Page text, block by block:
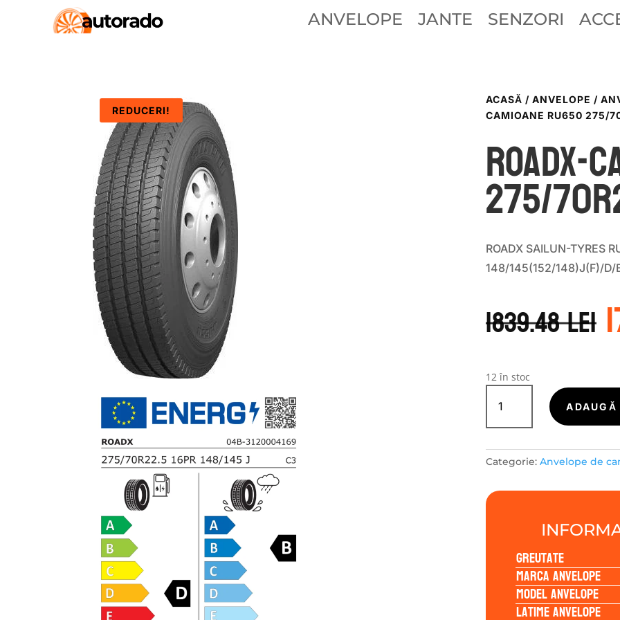
ANVELOPE JANTE SENZORI
REDUCERI!
ACASĂ / ANVELOPE /
CAMIOANE RU650 275/
ROADX-
275/
ROADX SAILUN-TYRES
148/145(152/148)J(F)/
1839.48lei a
12 în stoc
Cantitate
ROADX-
CAMIOANE
275/70R22.5
148/145J
ADAUGĂ
Categorie: Anvelope de
Greutate
Marca anvelope
Model anvelope
Latime anvelope